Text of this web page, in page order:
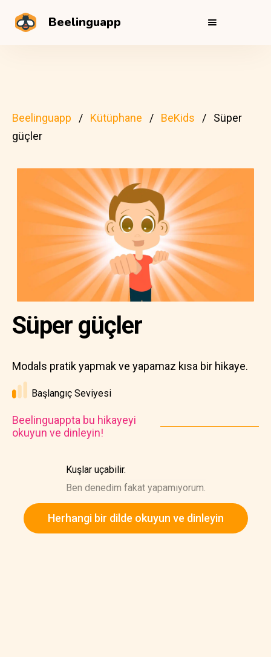
Beelinguapp
Beelinguapp Kütüphane BeKids
Süper
güçler
Süper güçler
Modals pratik yapmak ve yapamaz kısa bir hikaye.
Başlangıç Seviyesi
Beelinguappta bu hikayeyi
okuyun ve dinleyin!
Kuşlar uçabilir.
Ben denedim fakat yapamıyorum.
Herhangi bir dilde okuyun ve dinleyin